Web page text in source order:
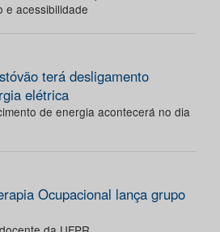
e acessibilidade
terá desligamento
elétrica
de energia acontecerá no dia
Ocupacional lança grupo